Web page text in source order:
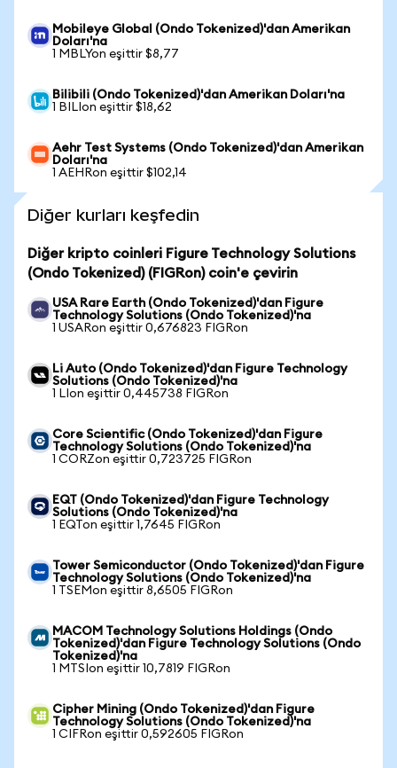
Mobileye Global (Ondo Tokenized)'dan Amerikan
Doları'na
1 MBLYon eşittir $8,77
Bilibili (Ondo Tokenized)'dan Amerikan Doları'na
1 BILIon eşittir $18,62
Aehr Test Systems (Ondo Tokenized)'dan Amerikan
Doları'na
1 AEHRon eşittir $102,14
Diğer kurları keşfedin
Diğer kripto coinleri Figure Technology Solutions
(Ondo Tokenized) (FIGRon) coin'e çevirin
USA Rare Earth (Ondo Tokenized)'dan Figure
Technology Solutions (Ondo Tokenized)'na
1 USARon eşittir 0,676823 FIGRon
Li Auto (Ondo Tokenized)'dan Figure Technology
Solutions (Ondo Tokenized)'na
1 LIon eşittir 0,445738 FIGRon
Core Scientific (Ondo Tokenized)'dan Figure
Technology Solutions (Ondo Tokenized)'na
1 CORZon eşittir 0,723725 FIGRon
EQT (Ondo Tokenized)'dan Figure Technology
Solutions (Ondo Tokenized)'na
1 EQTon eşittir 1,7645 FIGRon
Tower Semiconductor (Ondo Tokenized)'dan Figure
Technology Solutions (Ondo Tokenized)'na
1 TSEMon eşittir 8,6505 FIGRon
MACOM Technology Solutions Holdings (Ondo
Tokenized)'dan Figure Technology Solutions (Ondo
Tokenized)'na
1 MTSIon eşittir 10,7819 FIGRon
Cipher Mining (Ondo Tokenized)'dan Figure
Technology Solutions (Ondo Tokenized)'na
1 CIFRon eşittir 0,592605 FIGRon